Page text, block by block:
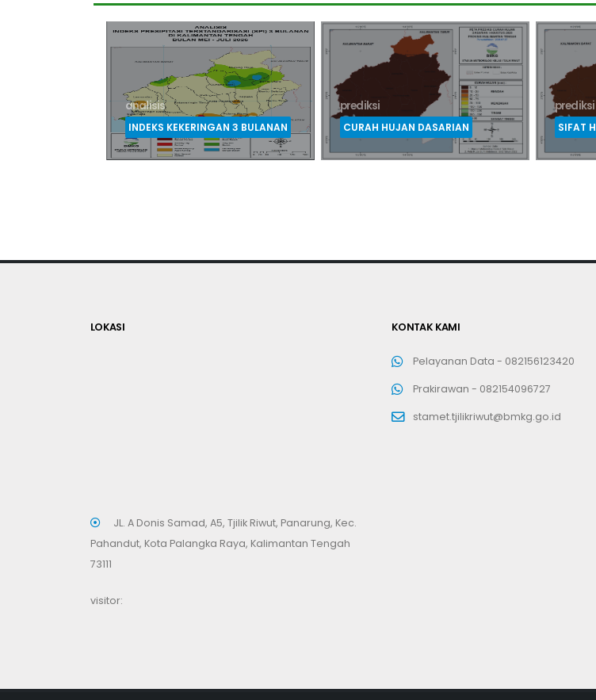
prediksi
CURAH HUJAN DASARIAN
prediksi
SIFAT HUJAN DASARIAN
prediksi
CURAH
LOKASI
JL. A Donis Samad, A5, Tjilik Riwut, Panarung, Kec.
Pahandut, Kota Palangka Raya, Kalimantan Tengah
73111
KONTAK KAMI
Pelayanan Data - 082156123420
Prakirawan - 082154096727
stamet.tjilikriwut@bmkg.go.id
visitor: